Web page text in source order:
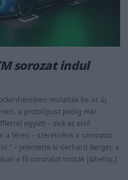
sorozat indul
mutatták be az új
a prototípust pedig már
együtt – akik az első
a téren – szeretnénk a sorozatot
– jelentette ki Gerhard Berger, a
a fő sorozatot hozták [&hellip;]